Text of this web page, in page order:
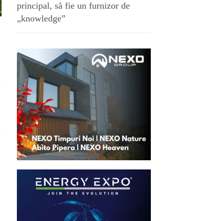
principal, să fie un furnizor de
„knowledge”